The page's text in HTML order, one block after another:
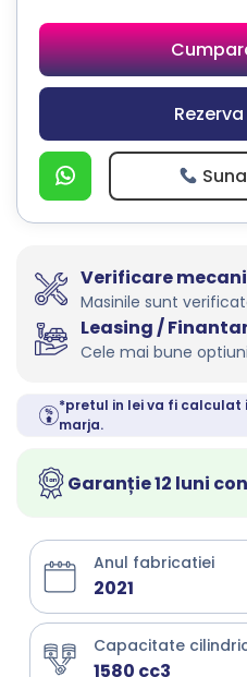
Verificare
Masinile sunt
Leasing /
Cele mai bune
*pretul in lei va fi calculat
marja.
Garanție 12 luni
Anul fabricatiei
2021
Capacitate
1580 cc3